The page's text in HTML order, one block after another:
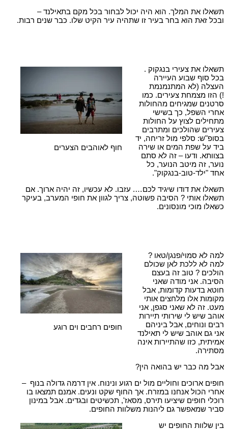
תשאלו את המלך. הוא היה יכול לבחור בכל מקם בתאילנד –
ובכל זאת הוא בחר בעיר זו שתהיה עיר הקיט שלו. כבר שנים רבות.
חוף לאוהבים הצערים
תשאלו את צעירי בנגקוק .
בכל סוף שבוע העיירה
העצלה (לא המתנמנמת
!) הזו מצמחת צעירים. כמו
סרטנים שמגיחים מהחולות
אחרי השפל, כך בשישי
מתחילים לצוץ על החולות
צעירים שהולכים ומתרבים
בסופ"ש: סלפי מול זריחה, יד
ביד על שפת המים או שירה
בצוותא. ודעו – זה לא סתם
נוער, זה מיטב הנוער, כל
אחד "ילד-טוב-בנגקוק".
תשאלו את דודו שיגיד לכם…. עזבו. לא עכשיו, זה יהיה ארוך. אם
תשאלו אותי ? הסיבה פשוטה, צריך לגוון את חופי המערב, בעיקר
כשאלו מוכי מונסונים.
חופים רחבים וים רוגע
למה לא סמוי/פנגן/טאו ?
למה לא ללכת לאן שכולם
הולכים ? טוב זה בעצם
הסיבה. אני מודה שאני
חוטא בדעות קדומות, אבל
מקומות אלו מלחצים אותי
מעט. זה לא שאני סגפן, אני
אוהב שיש לי שירותי תיירות
רבים ונוחים, אבל ביניהם
אני גם אוהב שיש לי תאילנד
אמיתית, כזו שהתיירות אינה
מסתירה.
אבל מה כבר יש בהואה הין?
חופים ארוכים וחוליים מול ים רגוע ונינוח. אין דרמה גדולה בנוף –
אחרי הכול אנחנו במזרח. אך החוף שקט ונעים. אמנם תמצאו בו
רוכלי חופים שיציעו תירס, מסאז', תכשיטים ובגדים. אבל במינון
סביר שמאפשר גם ליהנות משלוות החופים.
בין שלוות החופים יש